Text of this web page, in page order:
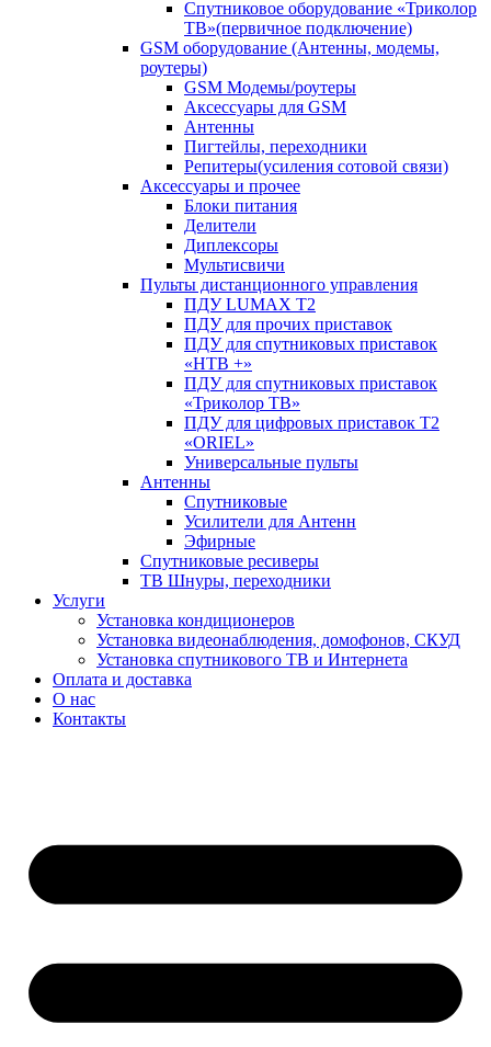
Спутниковое оборудование «Триколор
ТВ»(первичное подключение)
GSM оборудование (Антенны, модемы,
роутеры)
GSM Модемы/роутеры
Аксессуары для GSM
Антенны
Пигтейлы, переходники
Репитеры(усиления сотовой связи)
Аксессуары и прочее
Блоки питания
Делители
Диплексоры
Мультисвичи
Пульты дистанционного управления
ПДУ LUMAX Т2
ПДУ для прочих приставок
ПДУ для спутниковых приставок
«НТВ +»
ПДУ для спутниковых приставок
«Триколор ТВ»
ПДУ для цифровых приставок Т2
«ORIEL»
Универсальные пульты
Антенны
Спутниковые
Усилители для Антенн
Эфирные
Спутниковые ресиверы
ТВ Шнуры, переходники
Услуги
Установка кондиционеров
Установка видеонаблюдения, домофонов, СКУД
Установка спутникового ТВ и Интернета
Оплата и доставка
О нас
Контакты